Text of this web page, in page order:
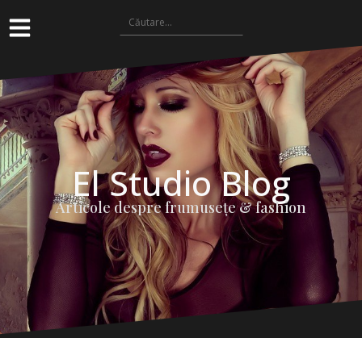
El Studio Blog
Articole despre frumuseţe & fashion